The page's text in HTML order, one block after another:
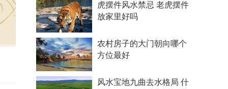
虎摆件风水禁忌 老虎摆件
放家里好吗
农村房子的大门朝向哪个
方位最好
风水宝地九曲去水格局 什